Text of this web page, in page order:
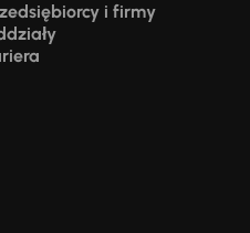
i firmy